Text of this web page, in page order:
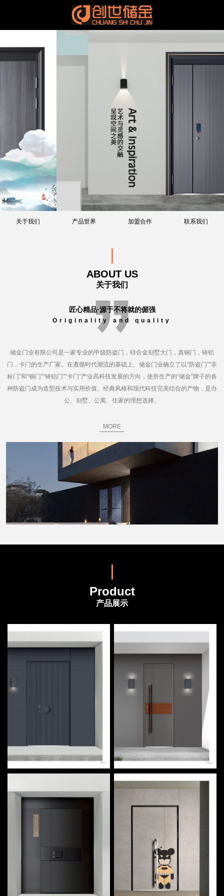
关于我们 产品世界 加盟合作 联系我们
ABOUT US
关于我们
匠心精品·源于不将就的倔强
Originality and quality
储金门业有限公司是一家专业的甲级防盗门，锌合金别墅大门，真铜门，铸铝
门，卡门的生产厂家。在遵循时代潮流的基础上。储金门业确立了以“防盗门”“非
标门”和“铜门”“铸铝门”“卡门”产业高科技发展的方向，使所生产的“储金”牌子的各
种防盗门成为造型技术与实用价值、经典风格和现代科技完美结合的产物，是办
公、别墅、公寓、住家的理想选择。
MORE
Product
产品展示